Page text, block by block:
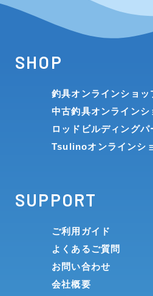
SHOP
釣具オンラインショッ
中古釣具オンラインシ
ロッドビルディング
Tsulinoオンラインシ
SUPPORT
ご利用ガイド
よくあるご質問
お問い合わせ
会社概要